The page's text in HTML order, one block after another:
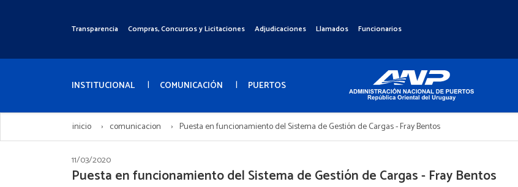
Menú
Transparencia Compras, Concursos y Licitaciones Adjudicaciones Llamados Funcionarios
Menú
INSTITUCIONAL COMUNICACIÓN PUERTOS
inicio comunicacion Puesta en funcionamiento del Sistema de Gestión de Cargas - Fray Bentos
11/03/2020
Puesta en funcionamiento del Sistema de Gestión de Cargas - Fray Bentos